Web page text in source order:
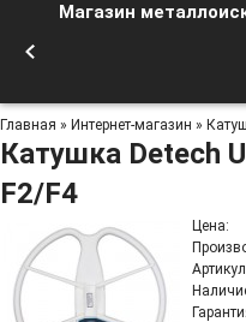
Главная » Интернет-магазин »
Катушка Detech
F2/F4
Цена:
Артикул